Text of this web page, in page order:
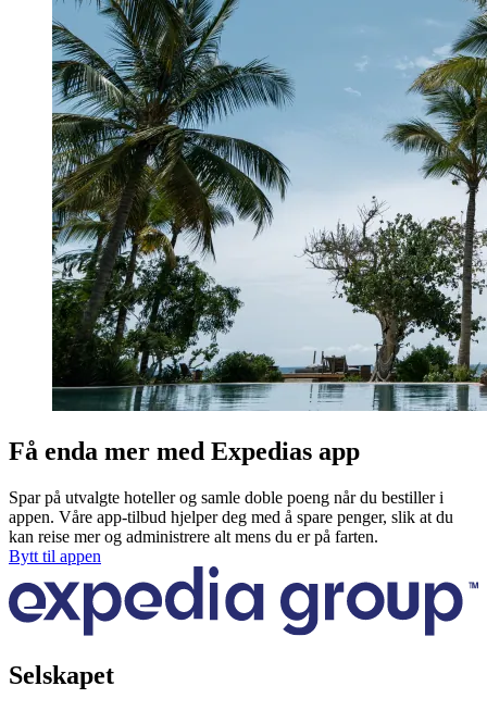
Få enda mer med Expedias app
Spar på utvalgte hoteller og samle doble poeng når du bestiller i
appen. Våre app-tilbud hjelper deg med å spare penger, slik at du
kan reise mer og administrere alt mens du er på farten.
Bytt til appen
Selskapet